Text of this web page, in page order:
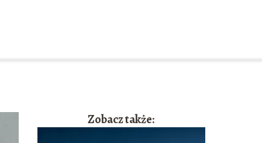
Zobacz także: